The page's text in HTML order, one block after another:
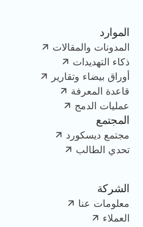
الموارد
المدونات والمقالات
ذكاء التهديدات
أوراق بيضاء وتقارير
قاعدة المعرفة
عمليات الدمج
المجتمع
مجتمع ديسكورد
تحدي الطالب
الشركة
معلومات عنا
العملاء